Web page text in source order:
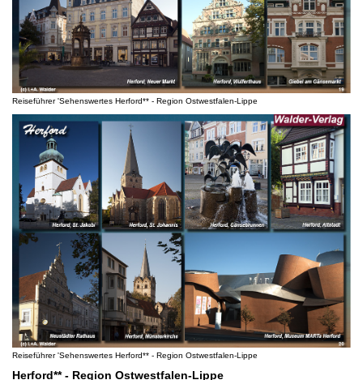
Reiseführer 'Sehenswertes Herford** - Region Ostwestfalen-Lippe
Reiseführer 'Sehenswertes Herford** - Region Ostwestfalen-Lippe
Herford** - Region Ostwestfalen-Lippe